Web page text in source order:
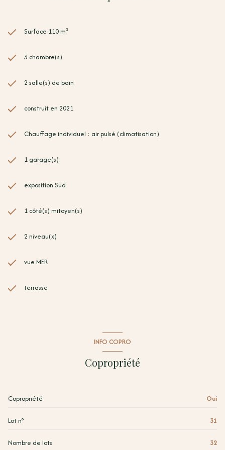
Surface 110 m²
3 chambre(s)
2 salle(s) de bain
construit en 2021
Chauffage individuel : air pulsé (climatisation)
1 garage(s)
exposition Sud
1 côté(s) mitoyen(s)
2 niveau(x)
vue MER
terrasse
INFO COPRO
Copropriété
Copropriété Oui
Lot n° 31
Nombre de lots 32